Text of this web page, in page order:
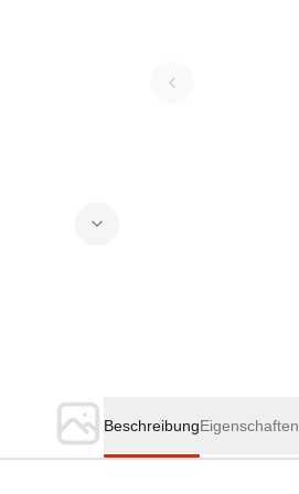
BeschreibungEigenschaften